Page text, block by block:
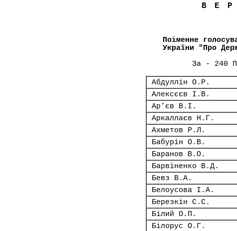
Поіменне
України "Про
За - 240
Абдуллін О.Р.
Алексєєв І.В.
Ар’єв В.І.
Аркаллаєв Н.Г.
Ахметов Р.Л.
Бабурін О.В.
Баранов В.О.
Барвіненко В.Д.
Бевз В.А.
Белоусова І.А.
Березкін С.С.
Білий О.П.
Білорус О.Г.